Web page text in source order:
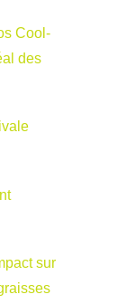
Cool-
des
sur